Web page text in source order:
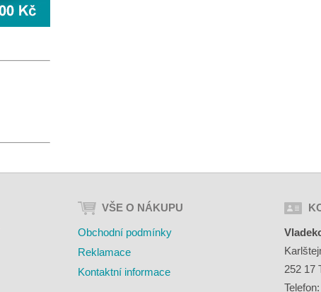
VŠE O NÁKUPU
Obchodní podmínky
Reklamace
Kontaktní informace
252 17